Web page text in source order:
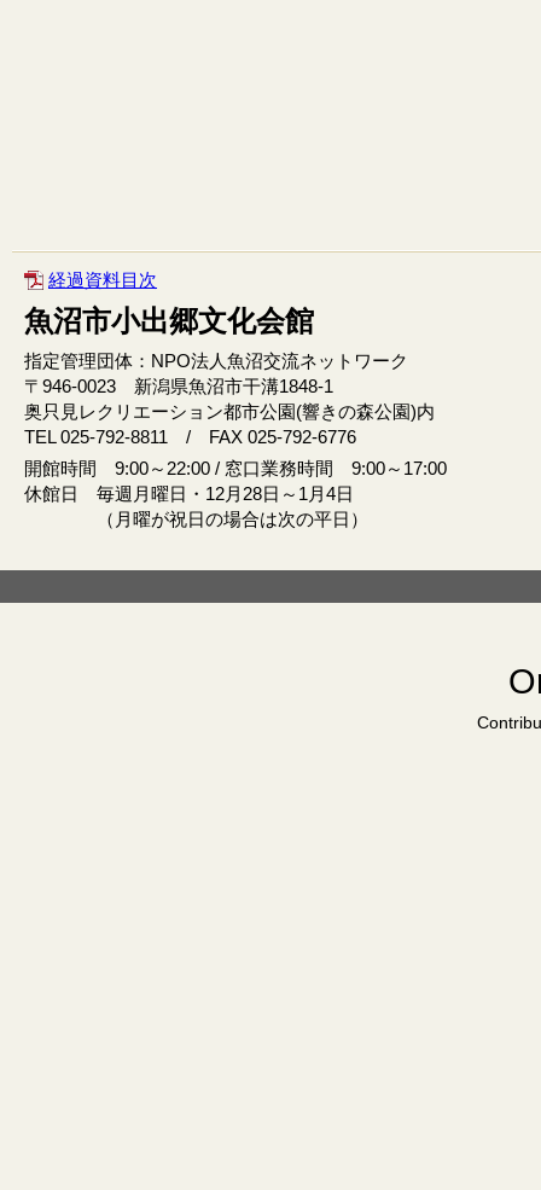
経過資料目次
魚沼市小出郷文化会館
指定管理団体：NPO法人魚沼交流ネットワーク
〒946‐0023 新潟県魚沼市干溝1848‐1
奥只見レクリエーション都市公園(響きの森公園)内
TEL 025-792-8811 / FAX 025-792-6776
開館時間 9:00～22:00 / 窓口業務時間 9:00～17:00
休館日 毎週月曜日・12月28日～1月4日
（月曜が祝日の場合は次の平日）